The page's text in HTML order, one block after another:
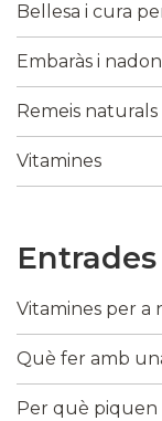
Bellesa i cura
Embaràs i
Remeis naturals
Vitamines
Vitamines per a
Què fer amb
Per què piquen